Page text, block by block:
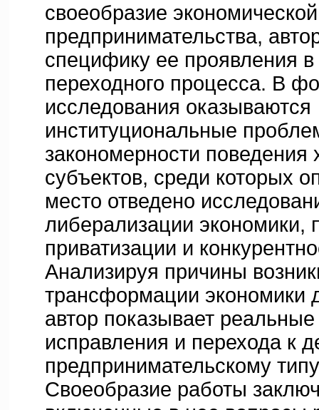
своеобразие
предпринимательства,
специфику ее проявления в
переходного процесса. В
исследования оказываются
институциональные
закономерности поведения
субъектов, среди которых
место отведено
либерализации экономики,
приватизации и
Анализируя причины
трансформации экономики
автор показывает реальные
исправления и перехода к
предпринимательскому
Своеобразие работы